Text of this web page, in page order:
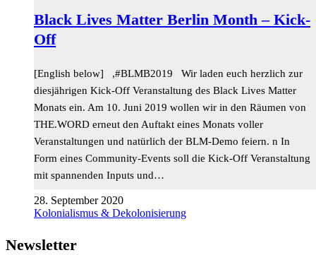
Black Lives Matter Berlin Month – Kick-
Off
[English below] ,#BLMB2019 Wir laden euch herzlich zur
diesjährigen Kick-Off Veranstaltung des Black Lives Matter
Monats ein. Am 10. Juni 2019 wollen wir in den Räumen von
THE.WORD erneut den Auftakt eines Monats voller
Veranstaltungen und natürlich der BLM-Demo feiern. n In
Form eines Community-Events soll die Kick-Off Veranstaltung
mit spannenden Inputs und…
28. September 2020
Kolonialismus & Dekolonisierung
Newsletter